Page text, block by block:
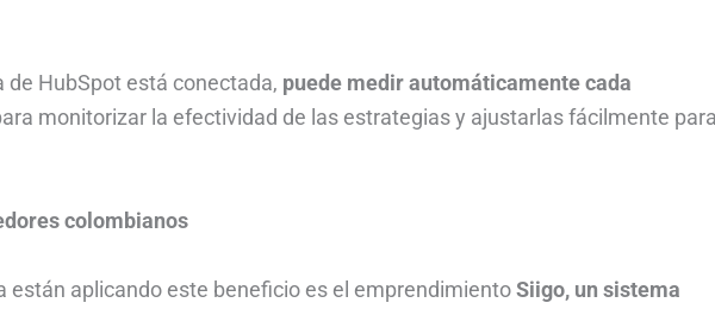
HubSpot está conectada, puede medir automáticamente cada
monitorizar la efectividad de las estrategias y ajustarlas fácilmente para
colombianos
están aplicando este beneficio es el emprendimientoSiigo, un sistema